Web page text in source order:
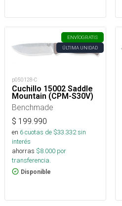
ENVÍOGRATIS
ÚLTIMA UNIDAD
p050128-C
Cuchillo 15002 Saddle
Mountain (CPM-S30V)
Benchmade
$ 199.990
en 6cuotas de $33.332sin
interés
ahorras $8.000 por
transferencia.
Disponible